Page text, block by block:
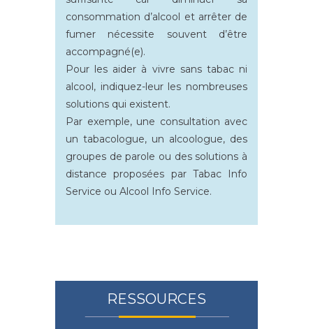
consommation d’alcool et arrêter de
fumer nécessite souvent d’être
accompagné(e).
Pour les aider à vivre sans tabac ni
alcool, indiquez-leur les nombreuses
solutions qui existent.
Par exemple, une consultation avec
un tabacologue, un alcoologue, des
groupes de parole ou des solutions à
distance proposées par Tabac Info
Service ou Alcool Info Service.
RESSOURCES